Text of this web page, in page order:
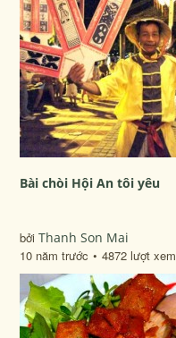
Bài chòi Hội An tôi yêu
bởiThanh Son Mai
10 năm trước
4872 lượt xem